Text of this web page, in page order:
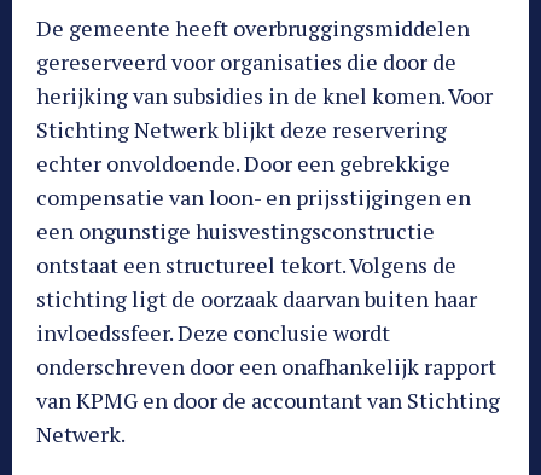
De gemeente heeft overbruggingsmiddelen
gereserveerd voor organisaties die door de
herijking van subsidies in de knel komen. Voor
Stichting Netwerk blijkt deze reservering
echter onvoldoende. Door een gebrekkige
compensatie van loon- en prijsstijgingen en
een ongunstige huisvestingsconstructie
ontstaat een structureel tekort. Volgens de
stichting ligt de oorzaak daarvan buiten haar
invloedssfeer. Deze conclusie wordt
onderschreven door een onafhankelijk rapport
van KPMG en door de accountant van Stichting
Netwerk.